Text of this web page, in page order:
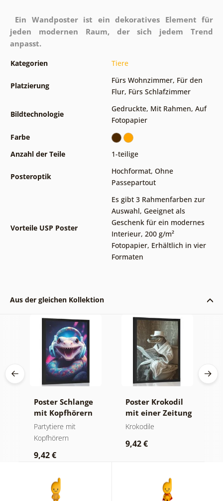
Ein Wandposter ist ein dekoratives Element für
jeden modernen Raum, der sich jedem Trend
anpasst.
Kategorien Tiere
Platzierung
Fürs Wohnzimmer, Für den
Flur, Fürs Schlafzimmer
Bildtechnologie
Gedruckte, Mit Rahmen, Auf
Fotopapier
Farbe
Anzahl der Teile
1-teilige
Posteroptik
Hochformat, Ohne
Passepartout
Vorteile USP Poster
Es gibt 3 Rahmenfarben zur
Auswahl, Geeignet als
Geschenk für ein modernes
Interieur, 200 g/m²
Fotopapier, Erhältlich in vier
Formaten
Aus der gleichen Kollektion
Poster Schlange
mit Kopfhörern
Partytiere mit
Kopfhörern
9,42 €
Poster Krokodil
mit einer Zeitung
auf dem Klo
Krokodile
9,42 €